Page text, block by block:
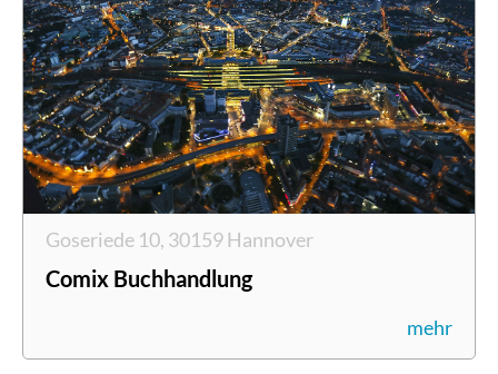
Goseriede 10, 30159 Hannover
Comix Buchhandlung
mehr